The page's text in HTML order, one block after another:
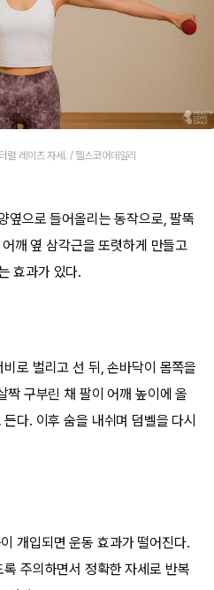
럴 레이즈 자세. / 헬스코어데일리
옆으로 들어올리는 동작으로, 팔뚝
깨 옆 삼각근을 또렷하게 만들고
효과가 있다.
로 벌리고 선 뒤, 손바닥이 몸쪽을
짝 구부린 채 팔이 어깨 높이에 올
다. 이후 숨을 내쉬며 덤벨을 다시
개입되면 운동 효과가 떨어진다.
주의하면서 정확한 자세로 반복